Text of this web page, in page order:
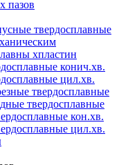
пазов
твердосплавные
хпластин
конич.хв.
цил.хв.
твердосплавные
твердосплавные
кон.хв.
цил.хв.